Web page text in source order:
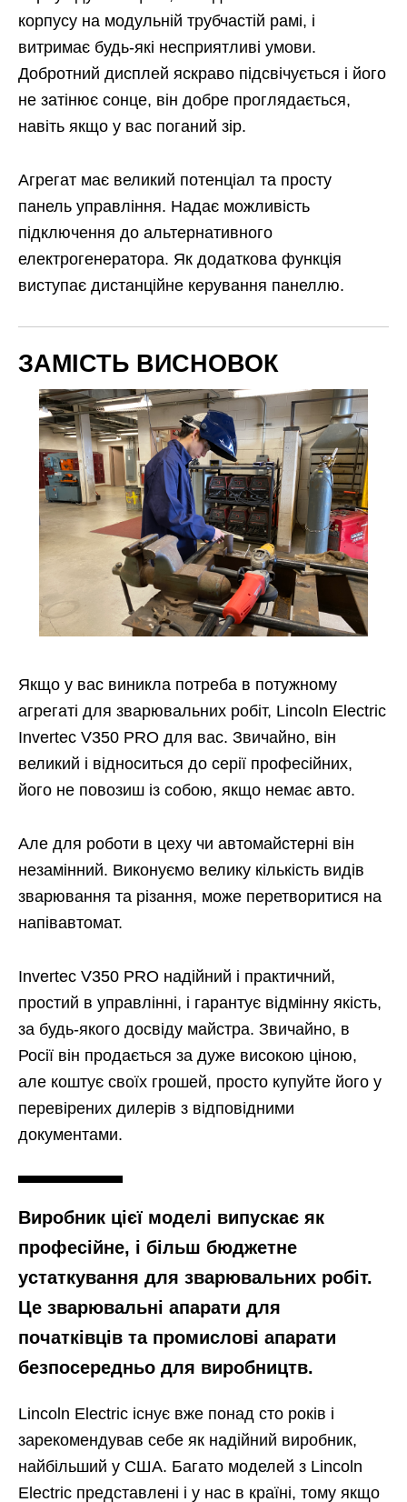
корпусу на модульній трубчастій рамі, і
витримає будь-які несприятливі умови.
Добротний дисплей яскраво підсвічується і його
не затінює сонце, він добре проглядається,
навіть якщо у вас поганий зір.
Агрегат має великий потенціал та просту
панель управління. Надає можливість
підключення до альтернативного
електрогенератора. Як додаткова функція
виступає дистанційне керування панеллю.
ЗАМІСТЬ ВИСНОВОК
Якщо у вас виникла потреба в потужному
агрегаті для зварювальних робіт, Lincoln Electric
Invertec V350 PRO для вас. Звичайно, він
великий і відноситься до серії професійних,
його не повозиш із собою, якщо немає авто.
Але для роботи в цеху чи автомайстерні він
незамінний. Виконуємо велику кількість видів
зварювання та різання, може перетворитися на
напівавтомат.
Invertec V350 PRO надійний і практичний,
простий в управлінні, і гарантує відмінну якість,
за будь-якого досвіду майстра. Звичайно, в
Росії він продається за дуже високою ціною,
але коштує своїх грошей, просто купуйте його у
перевірених дилерів з відповідними
документами.
Виробник цієї моделі випускає як
професійне, і більш бюджетне
устаткування для зварювальних робіт.
Це зварювальні апарати для
початківців та промислові апарати
безпосередньо для виробництв.
Lincoln Electric існує вже понад сто років і
зарекомендував себе як надійний виробник,
найбільший у США. Багато моделей з Lincoln
Electric представлені і у нас в країні, тому якщо